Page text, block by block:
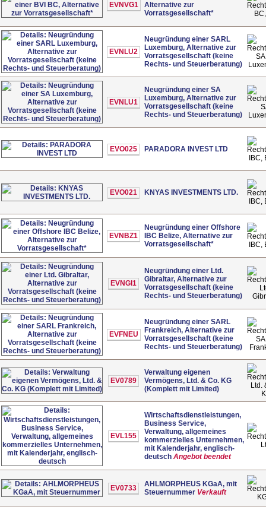
EVNVG1
Alternative zur
Vorratsgesellschaft*
EVNLU2
Neugründung einer SARL
Luxemburg, Alternative zur
Vorratsgesellschaft (keine
Rechts- und Steuerberatung)
EVNLU1
Neugründung einer SA
Luxemburg, Alternative zur
Vorratsgesellschaft (keine
Rechts- und Steuerberatung)
EVO025
PARADORA INVEST LTD
IBC,
EVO021
KNYAS INVESTMENTS LTD.
IBC,
EVNBZ1
Neugründung einer Offshore
IBC Belize, Alternative zur
Vorratsgesellschaft*
IBC,
EVNGI1
Neugründung einer Ltd.
Gibraltar, Alternative zur
Vorratsgesellschaft (keine
Rechts- und Steuerberatung)
EVFNEU
Neugründung einer SARL
Frankreich, Alternative zur
Vorratsgesellschaft (keine
Rechts- und Steuerberatung)
EV0789
Verwaltung eigenen
Vermögens, Ltd. & Co. KG
(Komplett mit Limited)
Ltd.
EVL155
Wirtschaftsdienstleistungen,
Business Service,
Verwaltung, allgemeines
kommerzielles Unternehmen,
mit Kalenderjahr, englisch-
deutsch Angebot beendet
EV0733
AHLMORPHEUS KGaA, mit
Steuernummer Verkauft